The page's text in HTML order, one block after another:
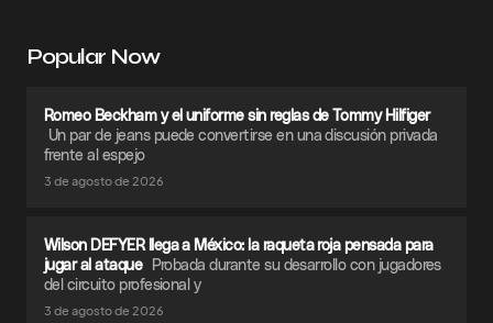
Popular Now
Romeo Beckham y el uniforme sin reglas de Tommy Hilfiger
Un par de jeans puede convertirse en una discusión privada
frente al espejo
3 de agosto de 2026
Wilson DEFYER llega a México: la raqueta roja pensada para
jugar al ataque Probada durante su desarrollo con jugadores
del circuito profesional y
3 de agosto de 2026